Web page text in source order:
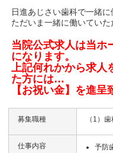
日進あじさい歯科で一緒
ただいま一緒に働いていた
当院公式求人は当ホ
になります。
上記何れかから求人
た方には…
【お祝い金】を進呈
募集職種 （1）
仕事内容
予防